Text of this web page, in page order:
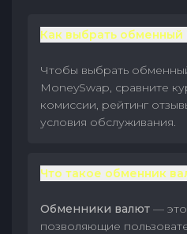
Как выбрать обменный
Чтобы выбрать
MoneySwap, сравните
комиссии, рейтинг
условия обслуживания.
Что такое обменник
Обменники валют —
позволяющие